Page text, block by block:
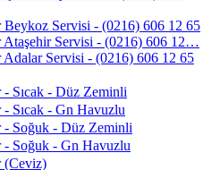
Servisi - (0216) 606 12 65
Ataşehir Servisi - (0216) 606 12…
Servisi - (0216) 606 12 65
- Sıcak - Düz Zeminli
- Sıcak - Gn Havuzlu
- Soğuk - Düz Zeminli
- Soğuk - Gn Havuzlu
(Ceviz)